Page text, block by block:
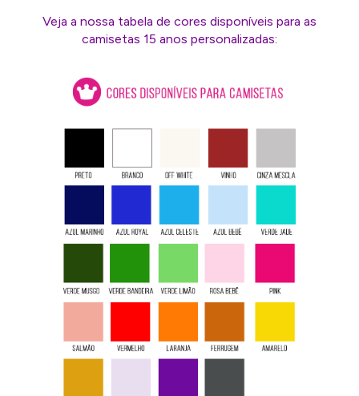
Veja a nossa tabela de cores disponíveis para as
camisetas 15 anos personalizadas: